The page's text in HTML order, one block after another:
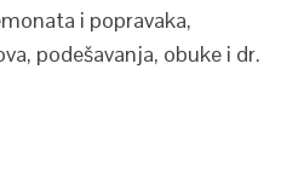
i popravaka,
podešavanja, obuke i dr.